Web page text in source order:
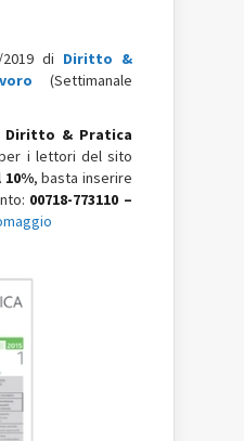
di Diritto &
(Settimanale
Diritto & Pratica
i lettori del sito
, basta inserire
00718-773110 –